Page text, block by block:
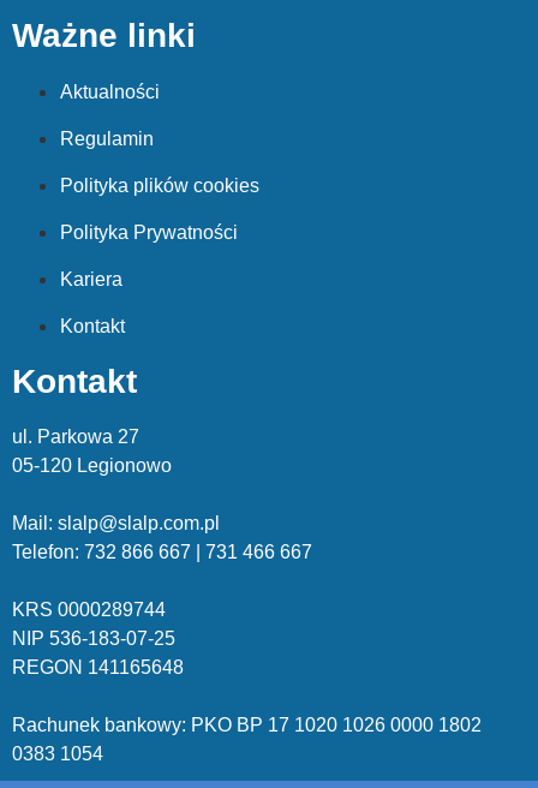
Ważne linki
Aktualności
Regulamin
Polityka plików cookies
Polityka Prywatności
Kariera
Kontakt
Kontakt
ul. Parkowa 27
05-120 Legionowo
Mail: slalp@slalp.com.pl
Telefon: 732 866 667 | 731 466 667
KRS 0000289744
NIP 536-183-07-25
REGON 141165648
Rachunek bankowy: PKO BP 17 1020 1026 0000 1802
0383 1054